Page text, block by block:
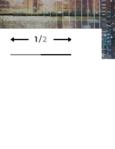
2 /2